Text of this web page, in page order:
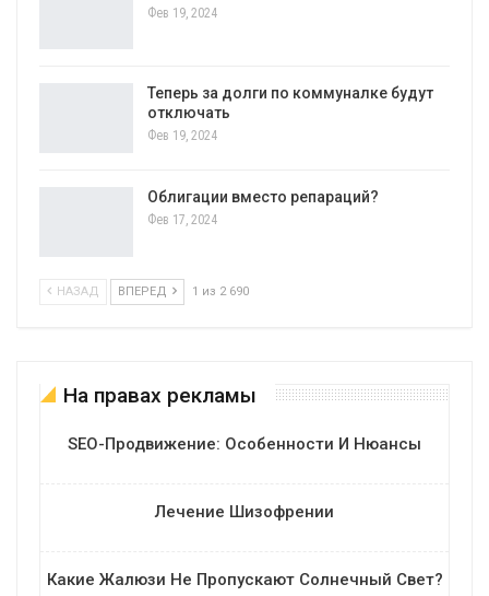
Фев 19, 2024
Теперь за долги по коммуналке будут
отключать
Фев 19, 2024
Облигации вместо репараций?
Фев 17, 2024
НАЗАД ВПЕРЕД 1 из 2 690
На правах рекламы
SEO-Продвижение: Особенности И Нюансы
Лечение Шизофрении
Какие Жалюзи Не Пропускают Солнечный Свет?